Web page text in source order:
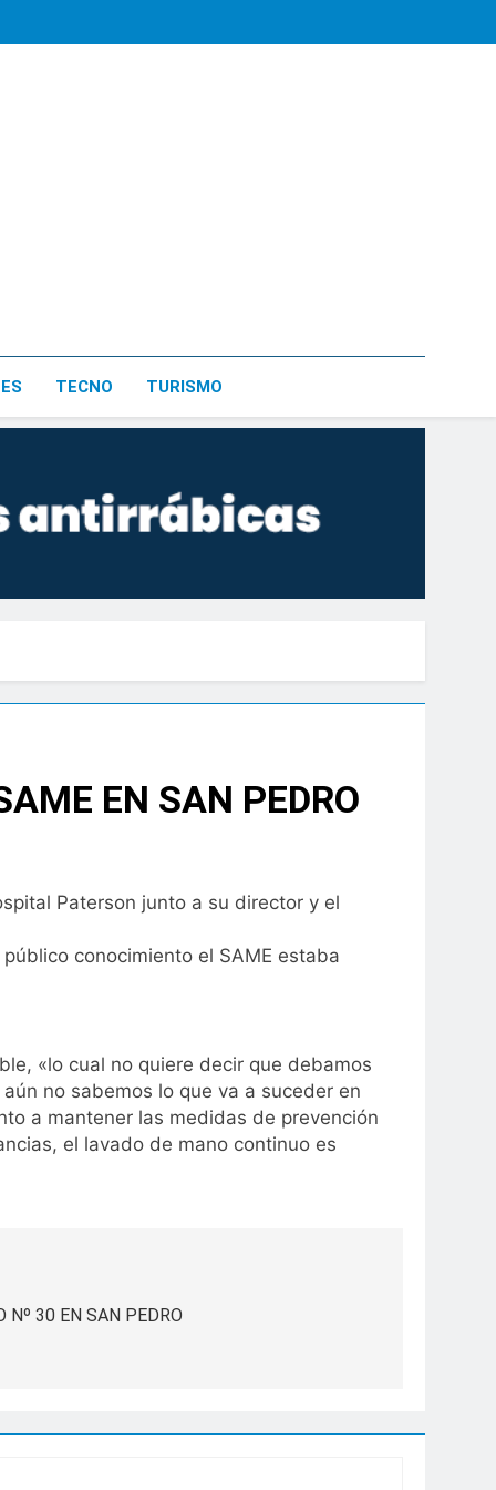
TECNO TURISMO
EN SAN PEDRO
Paterson junto a su director y el
conocimiento el SAME estaba
«lo cual no quiere decir que debamos
no sabemos lo que va a suceder en
a mantener las medidas de prevención
el lavado de mano continuo es
Nº 30 EN SAN PEDRO